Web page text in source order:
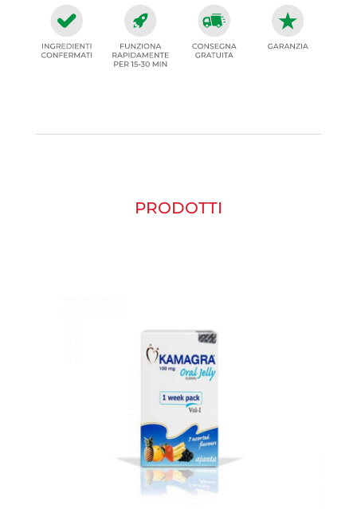
PRODOTTI